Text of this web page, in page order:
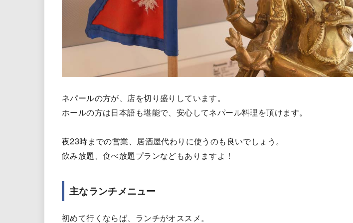
ネパールの方が、店を切り盛りしています。
ホールの方は日本語も堪能で、安心してネパール料理を頂けます。
夜23時までの営業、居酒屋代わりに使うのも良いでしょう。
飲み放題、食べ放題プランなどもありますよ！
主なランチメニュー
初めて行くならば、ランチがオススメ。